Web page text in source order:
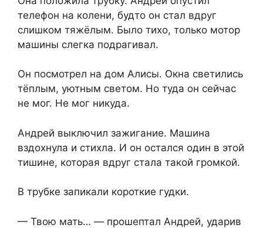
телефон на колени, будто он стал вдруг
слишком тяжёлым. Было тихо, только мотор
машины слегка подрагивал.
Он посмотрел на дом Алисы. Окна светились
тёплым, уютным светом. Но туда он сейчас
не мог. Не мог никуда.
Андрей выключил зажигание. Машина
вздохнула и стихла. И он остался один в этой
тишине, которая вдруг стала такой громкой.
В трубке запикали короткие гудки.
— Твою мать… — прошептал Андрей, ударив